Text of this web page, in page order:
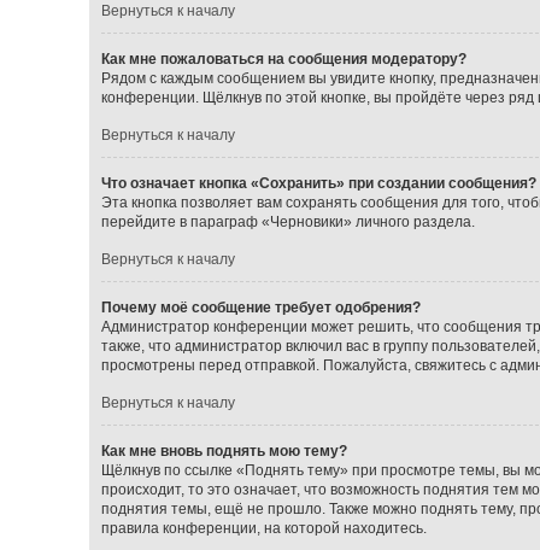
Вернуться к началу
Как мне пожаловаться на сообщения модератору?
Рядом с каждым сообщением вы увидите кнопку,
конференции. Щёлкнув по этой кнопке, вы пройдёте через
Вернуться к началу
Что означает кнопка «Сохранить» при создании сообщения?
Эта кнопка позволяет вам сохранять сообщения для того,
перейдите в параграф «Черновики» личного раздела.
Вернуться к началу
Почему моё сообщение требует одобрения?
Администратор конференции может решить, что сообщения
также, что администратор включил вас в группу
просмотрены перед отправкой. Пожалуйста, свяжитесь с
Вернуться к началу
Как мне вновь поднять мою тему?
Щёлкнув по ссылке «Поднять тему» при просмотре темы, вы
происходит, то это означает, что возможность поднятия тем
поднятия темы, ещё не прошло. Также можно поднять тему,
правила конференции, на которой находитесь.